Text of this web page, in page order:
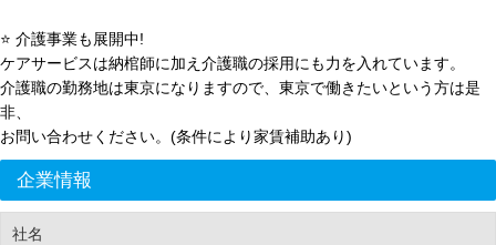
⭐ 介護事業も展開中!
ケアサービスは納棺師に加え介護職の採用にも力を入れています。
介護職の勤務地は東京になりますので、東京で働きたいという方は是
非、
お問い合わせください。(条件により家賃補助あり)
企業情報
社名